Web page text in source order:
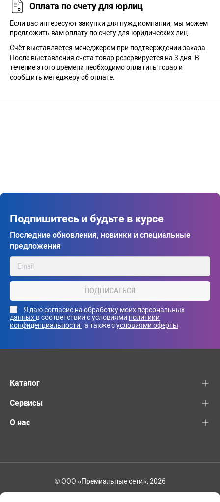
Оплата по счету для юрлиц
Если вас интересуют закупки для нужд компании, мы можем
предложить вам оплату по счету для юридических лиц.
Счёт выставляется менеджером при подтверждении заказа.
После выставления счета товар резервируется на 3 дня. В
течение этого времени необходимо оплатить товар и
сообщить менеджеру об оплате.
Подпишитесь и будьте в курсе
Последние обновления, новинки и специальные
предложения
ПОДПИСАТЬСЯ
Я даюсогласие на обработку моих персональных
данных в соответствии с условиями политики
конфиденциальности , а также сусловиями оферты
Каталог
Сервисы
О нас
© ООО «Премиальные сети», 2026